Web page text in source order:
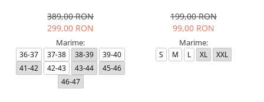
389,00 RON
299,00 RON
Marime:
36-37 37-38 38-39
39-40
41-42
42-43 43-44
45-46
46-47
199,00 RON
99,00 RON
Marime:
S M L XL XXL